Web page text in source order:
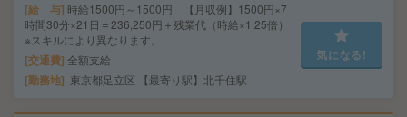
給 与 時給1500円～1500円 【月収例】1500円×7
時間30分×21日＝236,250円＋残業代（時給×1.25倍）
※スキルにより異なります。
交通費 全額支給
勤務地 東京都足立区 【最寄り駅】北千住駅
気になる!